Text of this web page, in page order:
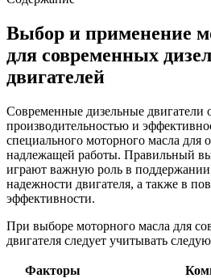
Выбор и применение
для современных
двигателей
Современные дизельные двигатели
производительностью и
специального моторного масла для
надлежащей работы. Правильный
играют важную роль в поддержании
надежности двигателя, а также в
эффективности.
При выборе моторного масла для
двигателя следует учитывать
Факторы